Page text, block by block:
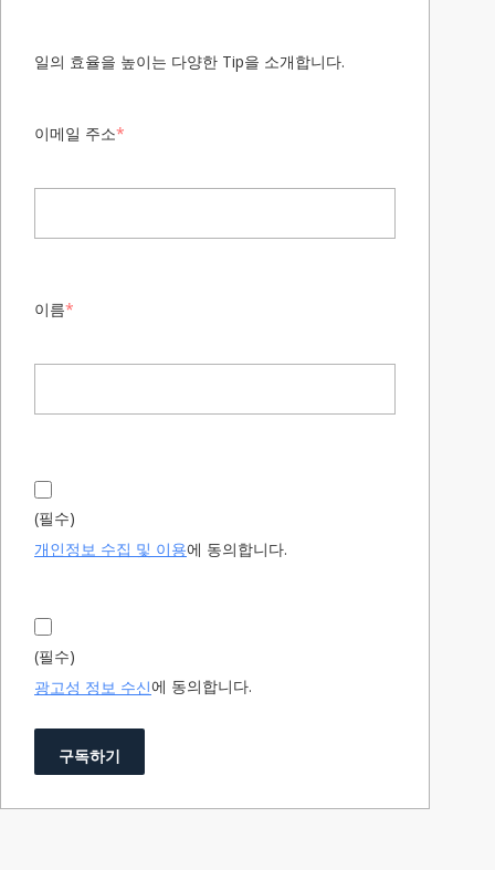
일의 효율을 높이는 다양한 Tip을 소개합니다.
이메일 주소*
이름*
(필수)
개인정보 수집 및 이용에 동의합니다.
(필수)
광고성 정보 수신에 동의합니다.
구독하기